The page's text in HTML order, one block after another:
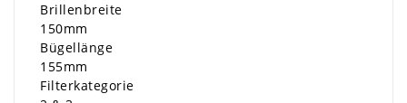
Brillenbreite
150mm
Bügellänge
155mm
Filterkategorie